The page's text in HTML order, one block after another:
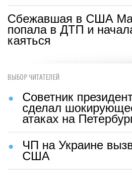
Сбежавшая в США
попала в ДТП и
каяться
ВЫБОР ЧИТАТЕЛЕЙ
Советник
сделал
атаках на
ЧП на Украине
США